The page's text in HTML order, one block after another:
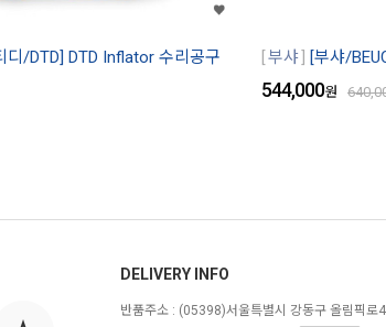
디/DTD] DTD Inflator 수리공구 부샤 [부샤/
544,000원
DELIVERY INFO
반품주소 : (05398)서울특별시 강동구 올림픽로